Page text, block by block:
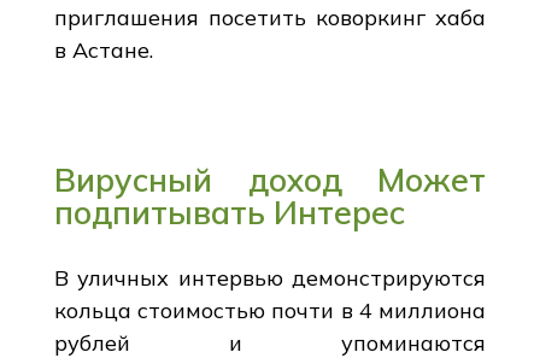
приглашения посетить коворкинг хаба
в Астане.
Вирусный доход Может
подпитывать Интерес
В уличных интервью демонстрируются
кольца стоимостью почти в 4 миллиона
рублей и упоминаются